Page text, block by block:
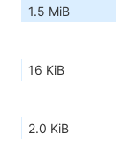
1.5 MiB
16 KiB
2.0 KiB